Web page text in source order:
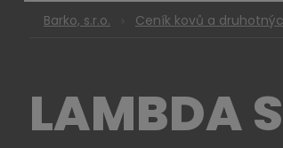
Barko, s.r.o. Ceník kovů a
LAMBDA